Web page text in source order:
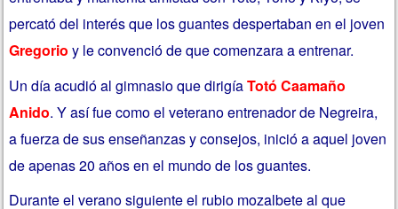
percató del interés que los guantes despertaban en el joven
Gregorio y le convenció de que comenzara a entrenar.
Un día acudió al gimnasio que dirigíaTotó Caamaño
Anido. Y así fue como el veterano entrenador de Negreira,
a fuerza de sus enseñanzas y consejos, inició a aquel joven
de apenas 20 años en el mundo de los guantes.
Durante el verano siguiente el rubio mozalbete al que